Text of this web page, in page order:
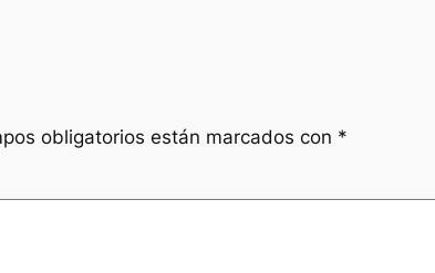
obligatorios están marcados con *